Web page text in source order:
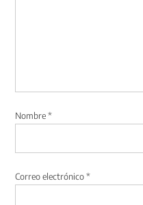
Nombre*
Correo electrónico*